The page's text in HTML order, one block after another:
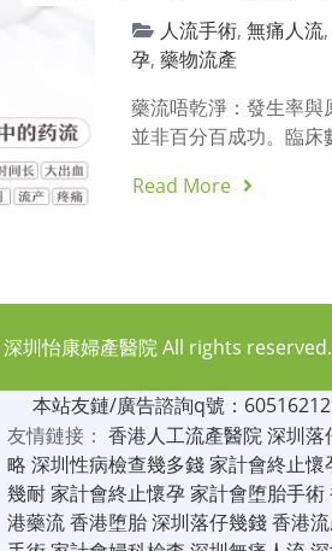
人流手術,無痛人流
孕,藥物流產
藥流唔乾淨：發生率與
並非百分百成功。臨
Read More
深圳怡康婦產醫院All rights
本站友鏈/廣告諮詢q號：
友情鏈接： 香港人工流產醫院深圳落
略 深圳性病檢查幾多錢家計會終止懷
幾耐家計會終止懷孕家計會堕胎手術
港藥流香港堕胎深圳落仔幾錢香港